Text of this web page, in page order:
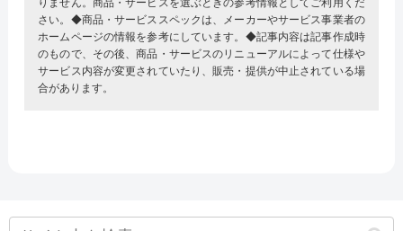
りません。商品・サービスを選ぶときの参考情報としてご利用くだ
さい。◆商品・サービススペックは、メーカーやサービス事業者の
ホームページの情報を参考にしています。◆記事内容は記事作成時
のもので、その後、商品・サービスのリニューアルによって仕様や
サービス内容が変更されていたり、販売・提供が中止されている場
合があります。